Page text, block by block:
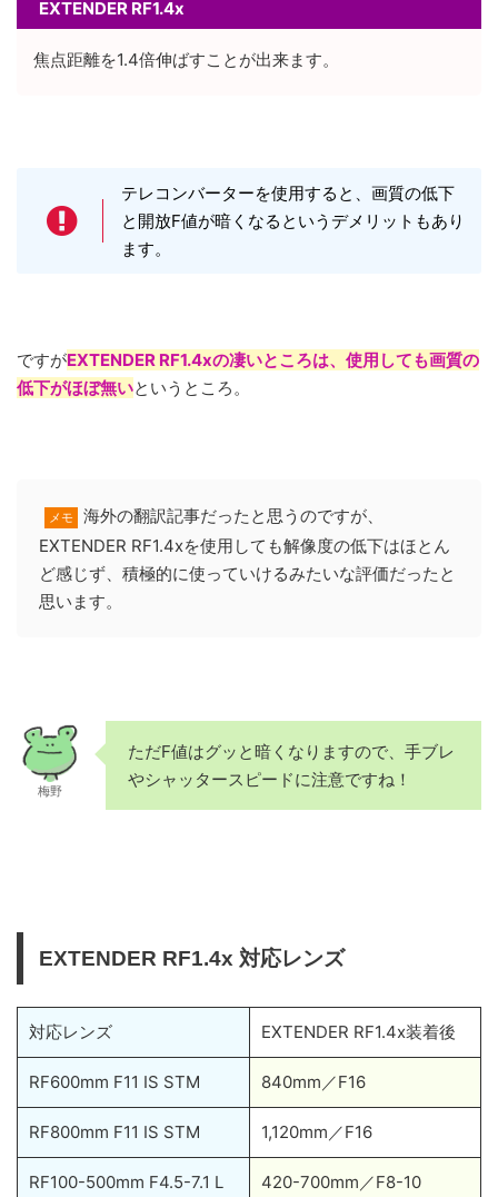
EXTENDER RF1.4x
焦点距離を1.4倍伸ばすことが出来ます。
テレコンバーターを使用すると、画質の低下
と開放F値が暗くなるというデメリットもあり
ます。
ですがEXTENDER RF1.4xの凄いところは、使用しても画質の
低下がほぼ無いというところ。
メモ
海外の翻訳記事だったと思うのですが、
EXTENDER RF1.4xを使用しても解像度の低下はほとん
ど感じず、積極的に使っていけるみたいな評価だったと
思います。
梅野
ただF値はグッと暗くなりますので、手ブレ
やシャッタースピードに注意ですね！
EXTENDER RF1.4x 対応レンズ
対応レンズ EXTENDER RF1.4x装着後
RF600mm F11 IS STM 840mm／F16
RF800mm F11 IS STM 1,120mm／F16
RF100-500mm F4.5-7.1 L
420-700mm／F8-10